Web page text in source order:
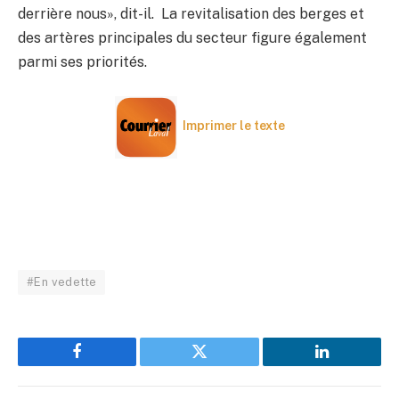
derrière nous», dit-il. La revitalisation des berges et
des artères principales du secteur figure également
parmi ses priorités.
Imprimer le texte
#En vedette
Facebook Twitter LinkedIn